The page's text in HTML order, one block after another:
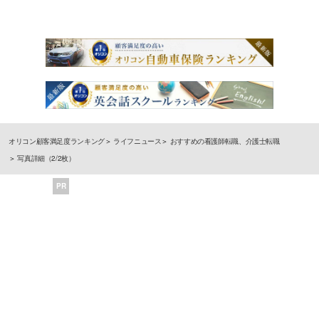
オリコン顧客満足度ランキング ライフニュース
おすすめの看護師転職、介護士転職
写真詳細（2/2枚）
PR